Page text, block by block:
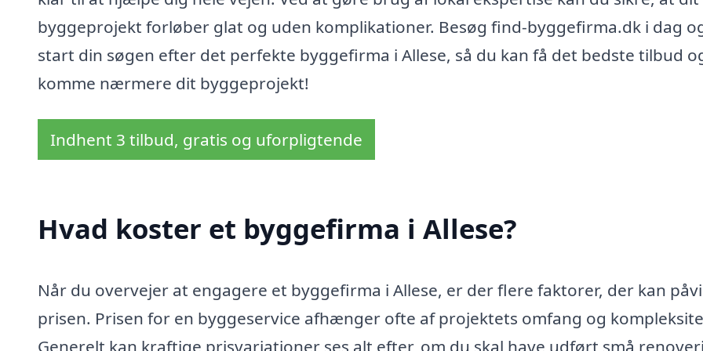
byggeprojekt forløber glat og uden komplikationer. Besøg find-byggefirma.dk i dag
start din søgen efter det perfekte byggefirma i Allese, så du kan få det bedste tilbud
komme nærmere dit byggeprojekt!
Indhent 3 tilbud, gratis og uforpligtende
Hvad koster et byggefirma i Allese?
Når du overvejer at engagere et byggefirma i Allese, er der flere faktorer, der kan
prisen. Prisen for en byggeservice afhænger ofte af projektets omfang og
Generelt kan kraftige prisvariationer ses alt efter, om du skal have udført små